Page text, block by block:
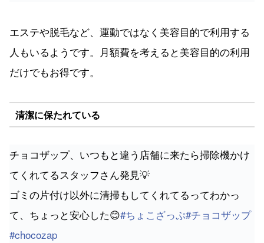
エステや脱毛など、運動ではなく美容目的で利用する
人もいるようです。月額費を考えると美容目的の利用
だけでもお得です。
清潔に保たれている
チョコザップ、いつもと違う店舗に来たら掃除機かけ
てくれてるスタッフさん発見💡
ゴミの片付け以外に清掃もしてくれてるってわかっ
て、ちょっと安心した😊#ちょこざっぷ#チョコザップ
#chocozap